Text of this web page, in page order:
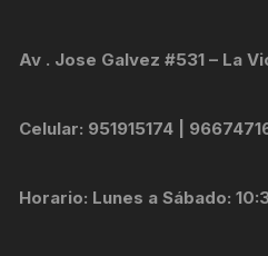
Av . Jose Galvez #531 – La
Celular: 951915174 |
Horario: Lunes a Sábado: